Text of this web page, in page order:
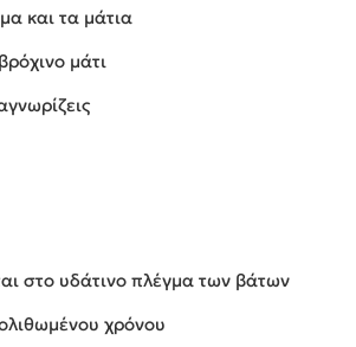
και τα μάτια
μάτι
στο υδάτινο πλέγμα των βάτων
χρόνου